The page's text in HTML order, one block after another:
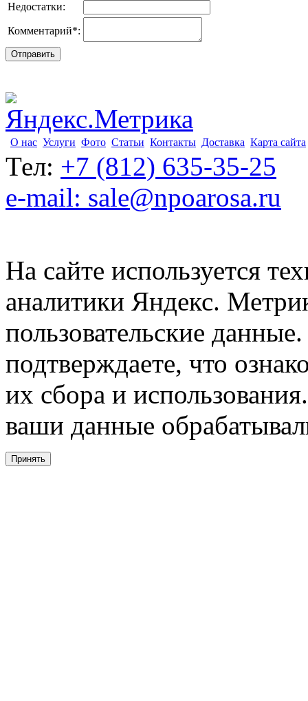
Недостатки:
Комментарий*:
О нас Услуги Фото Статьи Контакты Доставка Карта сайта
Тел: +7 (812) 635-35-25
e-mail: sale@npoarosa.ru
На сайте используется
аналитики Яндекс.
пользовательские
подтверждаете, что
их сбора и
ваши данные
Принять